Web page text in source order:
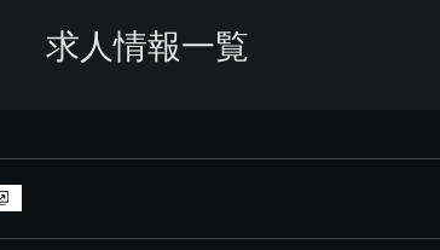
求人情報一覧